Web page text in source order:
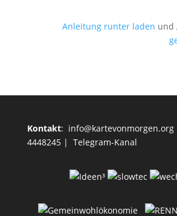
Anleitung runter laden und
Kontakt: info@kartevonmorgen.org
4448245 | Telegram-Kanal